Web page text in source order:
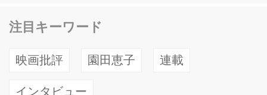
注目キーワード
映画批評 園田恵子 連載
インタビュー